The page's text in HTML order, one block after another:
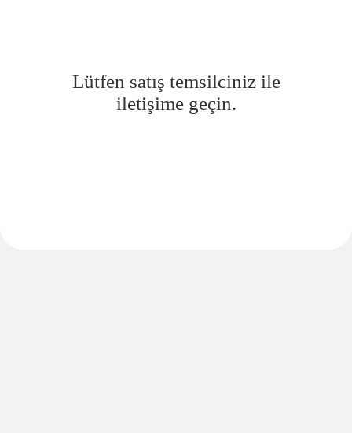
Lütfen satış temsilciniz ile
iletişime geçin.